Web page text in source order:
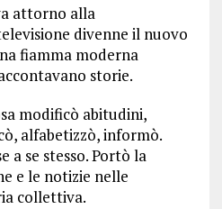
attorno alla
divenne il nuovo
fiamma moderna
storie.
modificò abitudini,
alfabetizzò, informò.
a se stesso. Portò la
e le notizie nelle
collettiva.